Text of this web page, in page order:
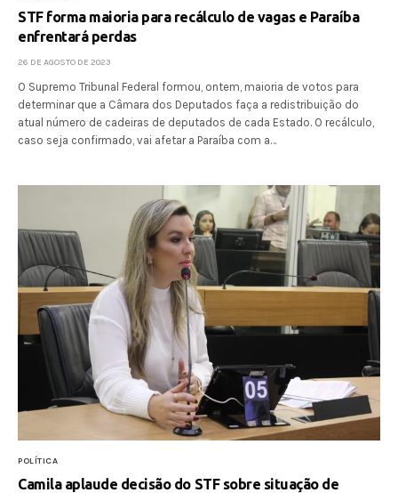
STF forma maioria para recálculo de vagas e Paraíba
enfrentará perdas
26 DE AGOSTO DE 2023
O Supremo Tribunal Federal formou, ontem, maioria de votos para
determinar que a Câmara dos Deputados faça a redistribuição do
atual número de cadeiras de deputados de cada Estado. O recálculo,
caso seja confirmado, vai afetar a Paraíba com a…
POLÍTICA
Camila aplaude decisão do STF sobre situação de